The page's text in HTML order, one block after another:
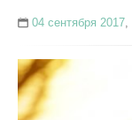
04 сентября 2017,